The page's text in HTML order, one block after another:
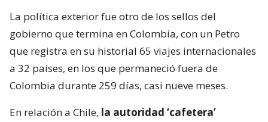
La política exterior fue otro de los sellos del
gobierno que termina en Colombia, con un Petro
que registra en su historial 65 viajes internacionales
a 32 países, en los que permaneció fuera de
Colombia durante 259 días, casi nueve meses.
En relación a Chile, la autoridad ‘cafetera’